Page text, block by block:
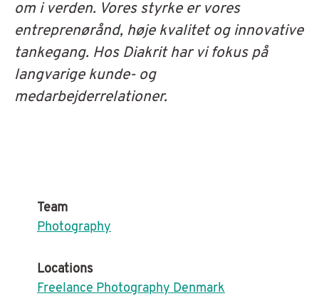
om i verden. Vores styrke er vores
entreprenørånd, høje kvalitet og innovative
tankegang. Hos Diakrit har vi fokus på
langvarige kunde- og
medarbejderrelationer.
Team
Photography
Locations
Freelance Photography Denmark